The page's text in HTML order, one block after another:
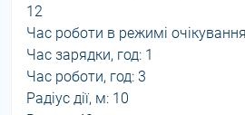
12
Час роботи в режимі
Час зарядки, год: 1
Час роботи, год: 3
Радіус дії, м: 10